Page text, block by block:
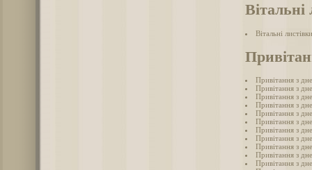
Вітальні
Вітальні
Привітання з
Привітання з
Привітання з
Привітання з
Привітання з
Привітання з
Привітання з
Привітання з
Привітання з
Привітання з
Привітання з